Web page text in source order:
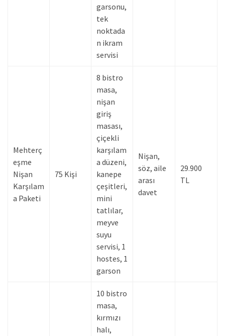
garsonu,
tek
noktada
n ikram
servisi
Mehterç
eşme
Nişan
Karşılam
a Paketi
75 Kişi
8 bistro
masa,
nişan
giriş
masası,
çiçekli
karşılam
a düzeni,
kanepe
çeşitleri,
mini
tatlılar,
meyve
suyu
servisi, 1
hostes, 1
garson
Nişan,
söz, aile
arası
davet
29.900
TL
10 bistro
masa,
kırmızı
halı,